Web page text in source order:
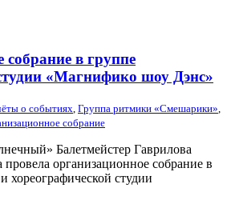
в группе
«Магнифико шоу Дэнс»
о событиях Группа ритмики «Смешарики»
собрание
Балетмейстер Гаврилова
организационное собрание в
студии